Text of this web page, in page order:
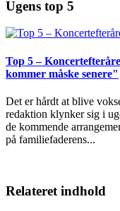
Ugens top 5
Top 5 –
kommer måske senere"
Det er hårdt at blive
redaktion klynker sig i
de kommende
på familiefaderens...
Relateret indhold